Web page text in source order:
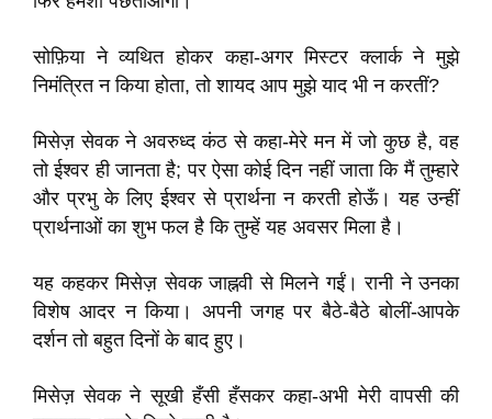
सोफ़िया ने व्यथित होकर कहा-अगर मिस्टर क्लार्क ने मुझे
निमंत्रित न किया होता, तो शायद आप मुझे याद भी न करतीं?
मिसेज़ सेवक ने अवरुध्द कंठ से कहा-मेरे मन में जो कुछ है, वह
तो ईश्वर ही जानता है; पर ऐसा कोई दिन नहीं जाता कि मैं तुम्हारे
और प्रभु के लिए ईश्वर से प्रार्थना न करती होऊँ। यह उन्हीं
प्रार्थनाओं का शुभ फल है कि तुम्हें यह अवसर मिला है।
यह कहकर मिसेज़ सेवक जाह्नवी से मिलने गईं। रानी ने उनका
विशेष आदर न किया। अपनी जगह पर बैठे-बैठे बोलीं-आपके
दर्शन तो बहुत दिनों के बाद हुए।
मिसेज़ सेवक ने सूखी हँसी हँसकर कहा-अभी मेरी वापसी की